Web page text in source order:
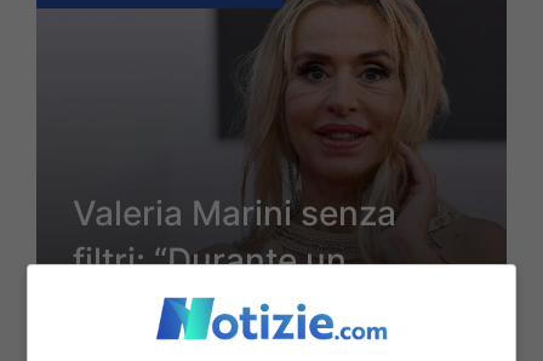
Valeria Marini senza
filtri: “Durante un
incontro amoroso mi